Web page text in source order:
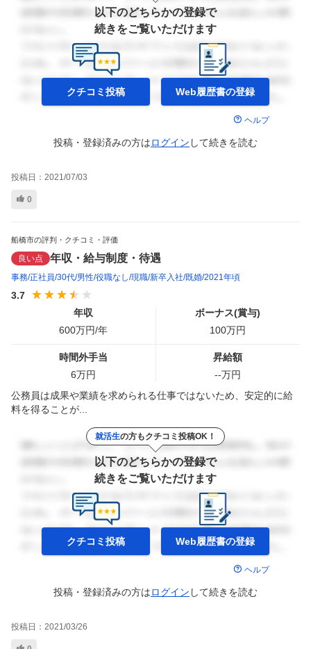
以下のどちらかの登録で
続きをご覧いただけます
クチコミ投稿 Web履歴書の登録
ヘルプ
投稿・登録済みの方はログイン して続きを読む
投稿日： 2021/07/03
0
船橋市の評判・クチコミ・評価
良い点 年収・給与制度・待遇
事務 正社員 30代 男性 役職なし 現職 新卒入社 既婚 2021年頃
3.7
年収
600万円/年
ボーナス(賞与)
100万円
時間外手当
6万円
昇給額
--万円
公務員は成果や業績を求められる仕事ではないため、安定的に給
料を得ることが...
就活生の方もクチコミ投稿OK！
以下のどちらかの登録で
続きをご覧いただけます
クチコミ投稿 Web履歴書の登録
ヘルプ
投稿・登録済みの方はログイン して続きを読む
投稿日： 2021/03/26